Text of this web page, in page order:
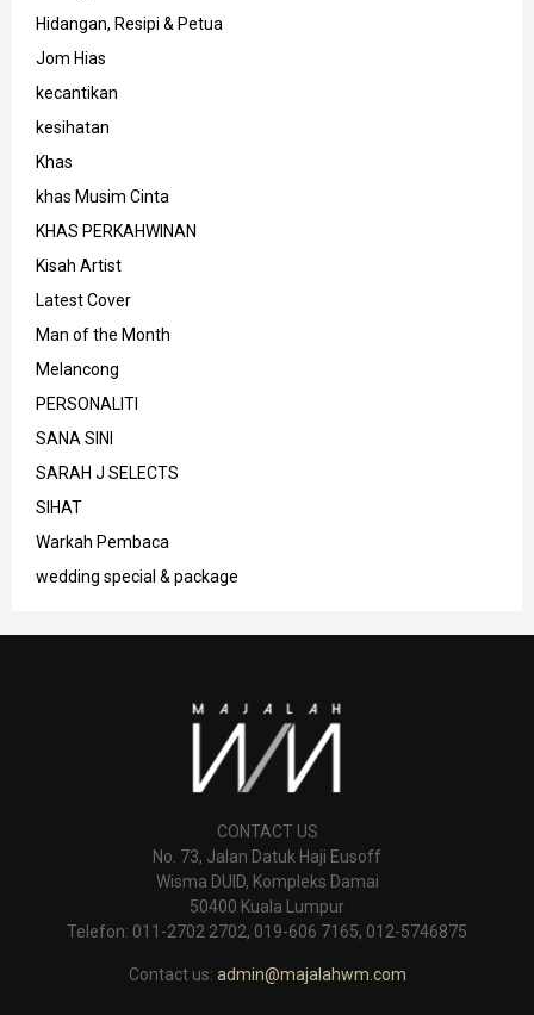
Hidangan, Resipi & Petua
Jom Hias
kecantikan
kesihatan
Khas
khas Musim Cinta
KHAS PERKAHWINAN
Kisah Artist
Latest Cover
Man of the Month
Melancong
PERSONALITI
SANA SINI
SARAH J SELECTS
SIHAT
Warkah Pembaca
wedding special & package
CONTACT US
No. 73, Jalan Datuk Haji Eusoff
Wisma DUID, Kompleks Damai
50400 Kuala Lumpur
Telefon: 011-2702 2702, 019-606 7165, 012-5746875
Contact us: admin@majalahwm.com